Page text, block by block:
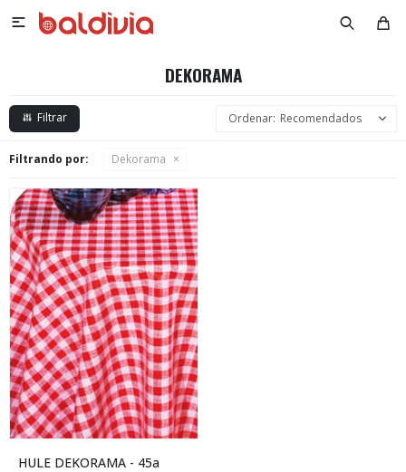

DEKORAMA
Recomendados
Filtrando por: Dekorama
HULE DEKORAMA - 45a